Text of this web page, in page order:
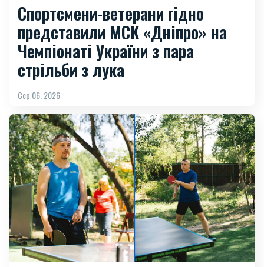
Спортсмени-ветерани гідно
представили МСК «Дніпро» на
Чемпіонаті України з пара
стрільби з лука
Сер 06, 2026